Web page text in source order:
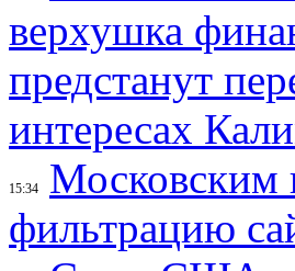
верхушка
предстанут
интересах
15:34
Московским
фильтрацию